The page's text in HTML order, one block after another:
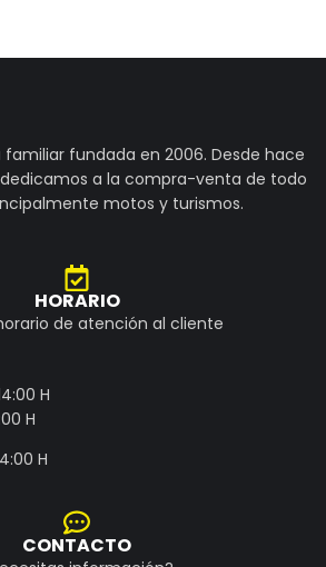
fundada en 2006. Desde hace
a la compra-venta de todo
motos y turismos.
HORARIO
de atención al cliente
H
H
H
CONTACTO